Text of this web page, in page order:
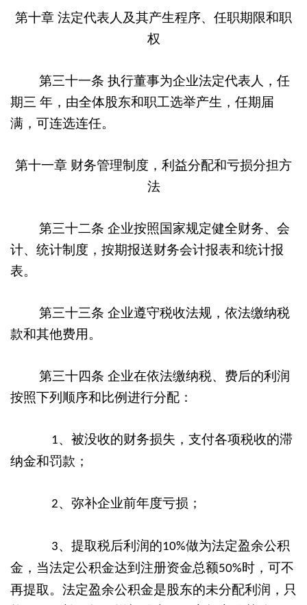
第十章 法定代表人及其产生程序、 任职期限和职
权
第三十一条 执行董事为企业法定代表人，任
期三 年，由全体股东和职工选举产生，任期届
满，可连选连任。
第十一章 财务管理制度， 利益分配和亏损分担方
法
第三十二条 企业按照国家规定健全财务、会
计、统计制度，按期报送财务会计报表和统计报
表。
第三十三条 企业遵守税收法规，依法缴纳税
款和其他费用。
第三十四条 企业在依法缴纳税、费后的利润
按照下列顺序和比例进行分配：
1、被没收的财务损失，支付各项税收的滞
纳金和罚款；
2、弥补企业前年度亏损；
3、提取税后利润的10%做为法定盈余公积
金，当法定公积金达到注册资金总额50% 时，可不
再提取。法定盈余公积金是股东的未分配利润，只